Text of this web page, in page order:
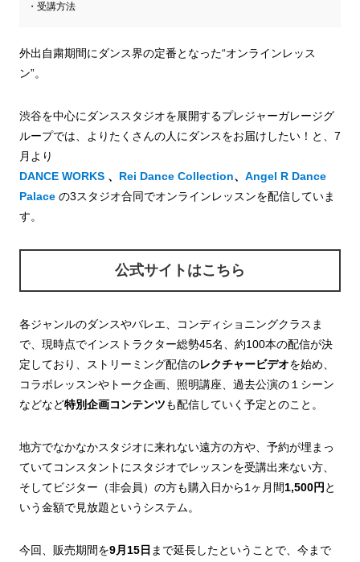
受講方法
外出自粛期間にダンス界の定番となった“オンラインレッス
ン”。
渋谷を中心にダンススタジオを展開するプレジャーガレージグ
ループでは、よりたくさんの人にダンスをお届けしたい！と、7
月より
DANCE WORKS、 Rei Dance Collection、 Angel R Dance
Palace の3スタジオ合同でオンラインレッスンを配信していま
す。
公式サイトはこちら
各ジャンルのダンスやバレエ、コンディショニングクラスま
で、現時点でインストラクター総勢45名、約100本の配信が決
定しており、ストリーミング配信のレクチャービデオを始め、
コラボレッスンやトーク企画、照明講座、過去公演の１シーン
などなど特別企画コンテンツも配信していく予定とのこと。
地方でなかなかスタジオに来れない遠方の方や、予約が埋まっ
ていてコンスタントにスタジオでレッスンを受講出来ない方、
そしてビジター（非会員）の方も購入日から1ヶ月間1,500円と
いう金額で見放題というシステム。
今回、販売期間を9月15日 まで延長したということで、今まで